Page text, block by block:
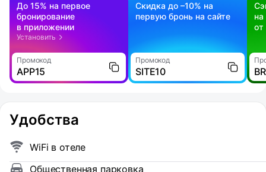
До 15% на первое
бронирование
в приложении
Установить
Промокод
APP15
Скидка до –10% на
первую бронь на сайте
Промокод
SITE10
на
Удобства
WiFi в отеле
Общественная парковка